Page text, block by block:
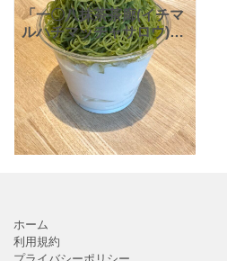
「一〇八抹茶茶廊(イチマ
ルハチマッチャサロウ)」
さんをご存知ですか
安
全なオーガニック茶葉を
使用した、抹茶ドリンク
やスイーツを提供
ホーム
利用規約